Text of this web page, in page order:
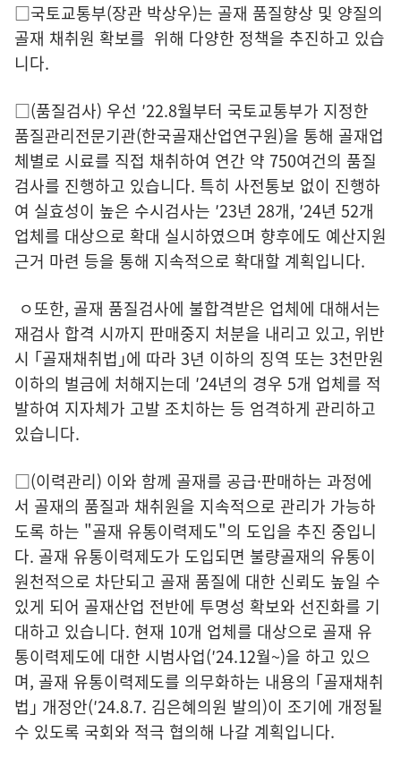
□국토교통부(장관 박상우)는 골재 품질향상 및 양질의
골재 채취원 확보를 위해 다양한 정책을 추진하고 있습
니다.
□(품질검사) 우선 ′22.8월부터 국토교통부가 지정한
품질관리전문기관(한국골재산업연구원)을 통해 골재업
체별로 시료를 직접 채취하여 연간 약 750여건의 품질
검사를 진행하고 있습니다. 특히 사전통보 없이 진행하
여 실효성이 높은 수시검사는 ′23년 28개, ′24년 52개
업체를 대상으로 확대 실시하였으며 향후에도 예산지원
근거 마련 등을 통해 지속적으로 확대할 계획입니다.
ㅇ또한, 골재 품질검사에 불합격받은 업체에 대해서는
재검사 합격 시까지 판매중지 처분을 내리고 있고, 위반
시 ｢골재채취법｣에 따라 3년 이하의 징역 또는 3천만원
이하의 벌금에 처해지는데 ′24년의 경우 5개 업체를 적
발하여 지자체가 고발 조치하는 등 엄격하게 관리하고
있습니다.
□(이력관리) 이와 함께 골재를 공급·판매하는 과정에
서 골재의 품질과 채취원을 지속적으로 관리가 가능하
도록 하는 "골재 유통이력제도"의 도입을 추진 중입니
다. 골재 유통이력제도가 도입되면 불량골재의 유통이
원천적으로 차단되고 골재 품질에 대한 신뢰도 높일 수
있게 되어 골재산업 전반에 투명성 확보와 선진화를 기
대하고 있습니다. 현재 10개 업체를 대상으로 골재 유
통이력제도에 대한 시범사업(′24.12월~)을 하고 있으
며, 골재 유통이력제도를 의무화하는 내용의 ｢골재채취
법｣ 개정안(′24.8.7. 김은혜의원 발의)이 조기에 개정될
수 있도록 국회와 적극 협의해 나갈 계획입니다.